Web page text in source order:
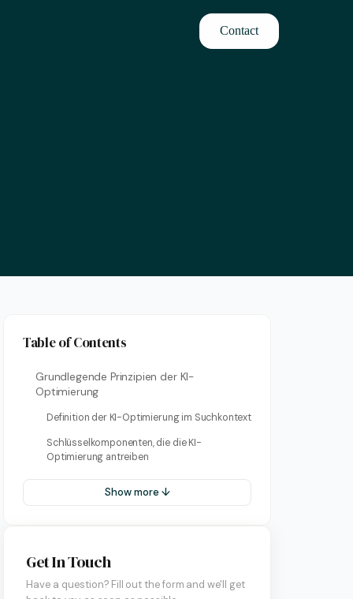
Contact
Table of Contents
Grundlegende Prinzipien der KI-
Optimierung
Definition der KI-Optimierung im Suchkontext
Schlüsselkomponenten, die die KI-
Optimierung antreiben
Show more ↓
Get In Touch
Have a question? Fill out the form and we'll get